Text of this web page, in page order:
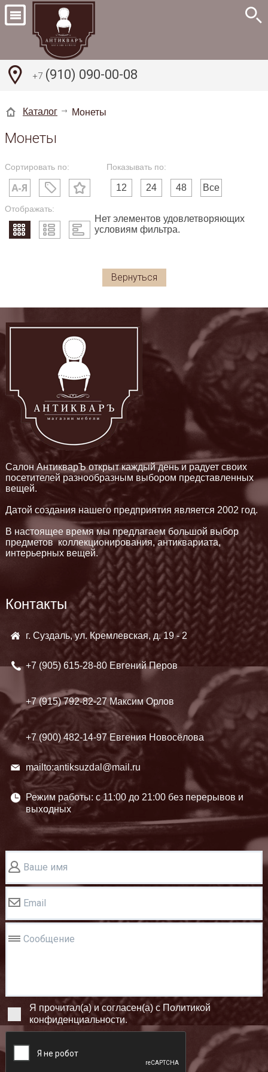
+7 (910) 090-00-08
Каталог Монеты
Монеты
Сортировать по: Показывать по:
12 24 48 Все
Отображать:
Нет элементов удовлетворяющих
условиям фильтра.
Вернуться
Салон АнтикварЪ открыт каждый день и радует своих
посетителей разнообразным выбором представленных
вещей.
Датой создания нашего предприятия является 2002 год.
В настоящее время мы предлагаем большой выбор
предметов коллекционирования, антиквариата,
интерьерных вещей.
Контакты
г. Суздаль, ул. Кремлевская, д. 19 - 2
+7 (905)615-28-80 Евгений Перов
+7 (915)792-82-27 Максим Орлов
+7 (900)482-14-97 Евгения Новосёлова
mailto:antiksuzdal@mail.ru
Режим работы: c 11:00 до 21:00 без перерывов и
выходных
Ваше имя
Email
Сообщение
Я прочитал(а) и согласен(а) с Политикой
конфиденциальности.